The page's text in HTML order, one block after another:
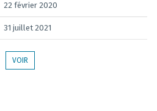
22 février 2020
31 juillet 2021
VOIR